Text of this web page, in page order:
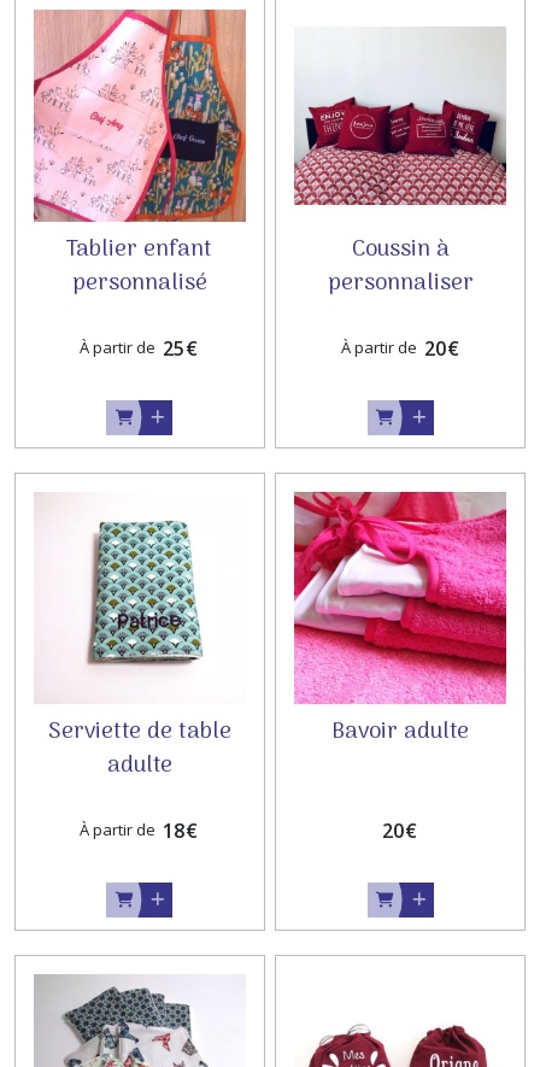
Tablier enfant
personnalisé
À partir de 25€
Coussin à
personnaliser
À partir de 20€
Serviette de table
adulte
À partir de 18€
Bavoir adulte
20€